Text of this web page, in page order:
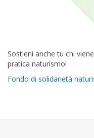
Sostieni anche tu chi
pratica naturismo!
Fondo di solidarietà